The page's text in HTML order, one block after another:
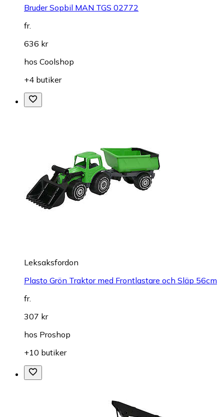
Bruder Sopbil MAN TGS 02772
fr.
636 kr
hos Coolshop
+4 butiker
Leksaksfordon
Plasto Grön Traktor med Frontlastare och Släp 56cm
fr.
307 kr
hos Proshop
+10 butiker